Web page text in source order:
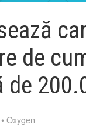
de
•Oxygen